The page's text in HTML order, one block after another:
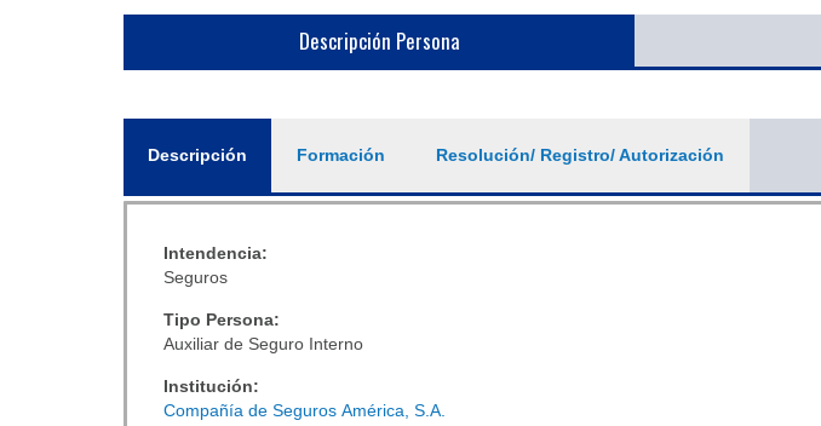
Descripción Persona
Descripción (solapaFormación Resolución/ Registro/ Autorización
Intendencia:
Seguros
Tipo Persona:
Auxiliar de Seguro Interno
Institución:
Compañía de Seguros América, S.A.